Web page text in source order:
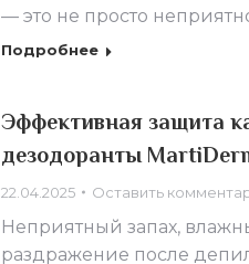
— это не просто
Подробнее
Эффективная защита
дезодоранты
22.04.2025 Оставить
Неприятный запах,
раздражение после